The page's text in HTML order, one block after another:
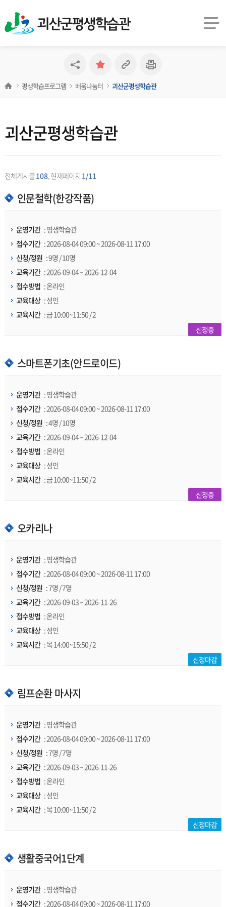
괴산군평생학습관
괴산군평생학습관
평생학습프로그램 배움나눔터 괴산군평생학습관
전체게시물108, 현재페이지 1/11
인문철학(한강작품)
신청중
운영기관 : 평생학습관
접수기간 : 2026-08-04 09:00 ~ 2026-08-11 17:00
신청/정원 : 9명 / 10명
교육기간 : 2026-09-04 ~ 2026-12-04
접수방법 : 온라인
교육대상 : 성인
교육시간 : 금 10:00~11:50 / 2
스마트폰기초(안드로이드)
신청중
운영기관 : 평생학습관
접수기간 : 2026-08-04 09:00 ~ 2026-08-11 17:00
신청/정원 : 4명 / 10명
교육기간 : 2026-09-04 ~ 2026-12-04
접수방법 : 온라인
교육대상 : 성인
교육시간 : 금 10:00~11:50 / 2
오카리나
신청마감
운영기관 : 평생학습관
접수기간 : 2026-08-04 09:00 ~ 2026-08-11 17:00
신청/정원 : 7명 / 7명
교육기간 : 2026-09-03 ~ 2026-11-26
접수방법 : 온라인
교육대상 : 성인
교육시간 : 목 14:00~15:50 / 2
림프순환 마사지
신청마감
운영기관 : 평생학습관
접수기간 : 2026-08-04 09:00 ~ 2026-08-11 17:00
신청/정원 : 7명 / 7명
교육기간 : 2026-09-03 ~ 2026-11-26
접수방법 : 온라인
교육대상 : 성인
교육시간 : 목 10:00~11:50 / 2
생활중국어1단계
운영기관 : 평생학습관
접수기간 : 2026-08-04 09:00 ~ 2026-08-11 17:00